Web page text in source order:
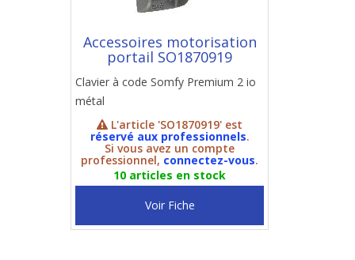
Accessoires motorisation
portail SO1870919
Clavier à code Somfy Premium 2 io
métal
L'article 'SO1870919' est
réservé aux professionnels.
Si vous avez un compte
professionnel, connectez-vous.
10 articles en stock
Voir Fiche